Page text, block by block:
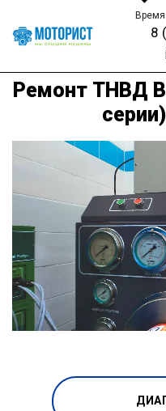
8
Ремонт ТНВД